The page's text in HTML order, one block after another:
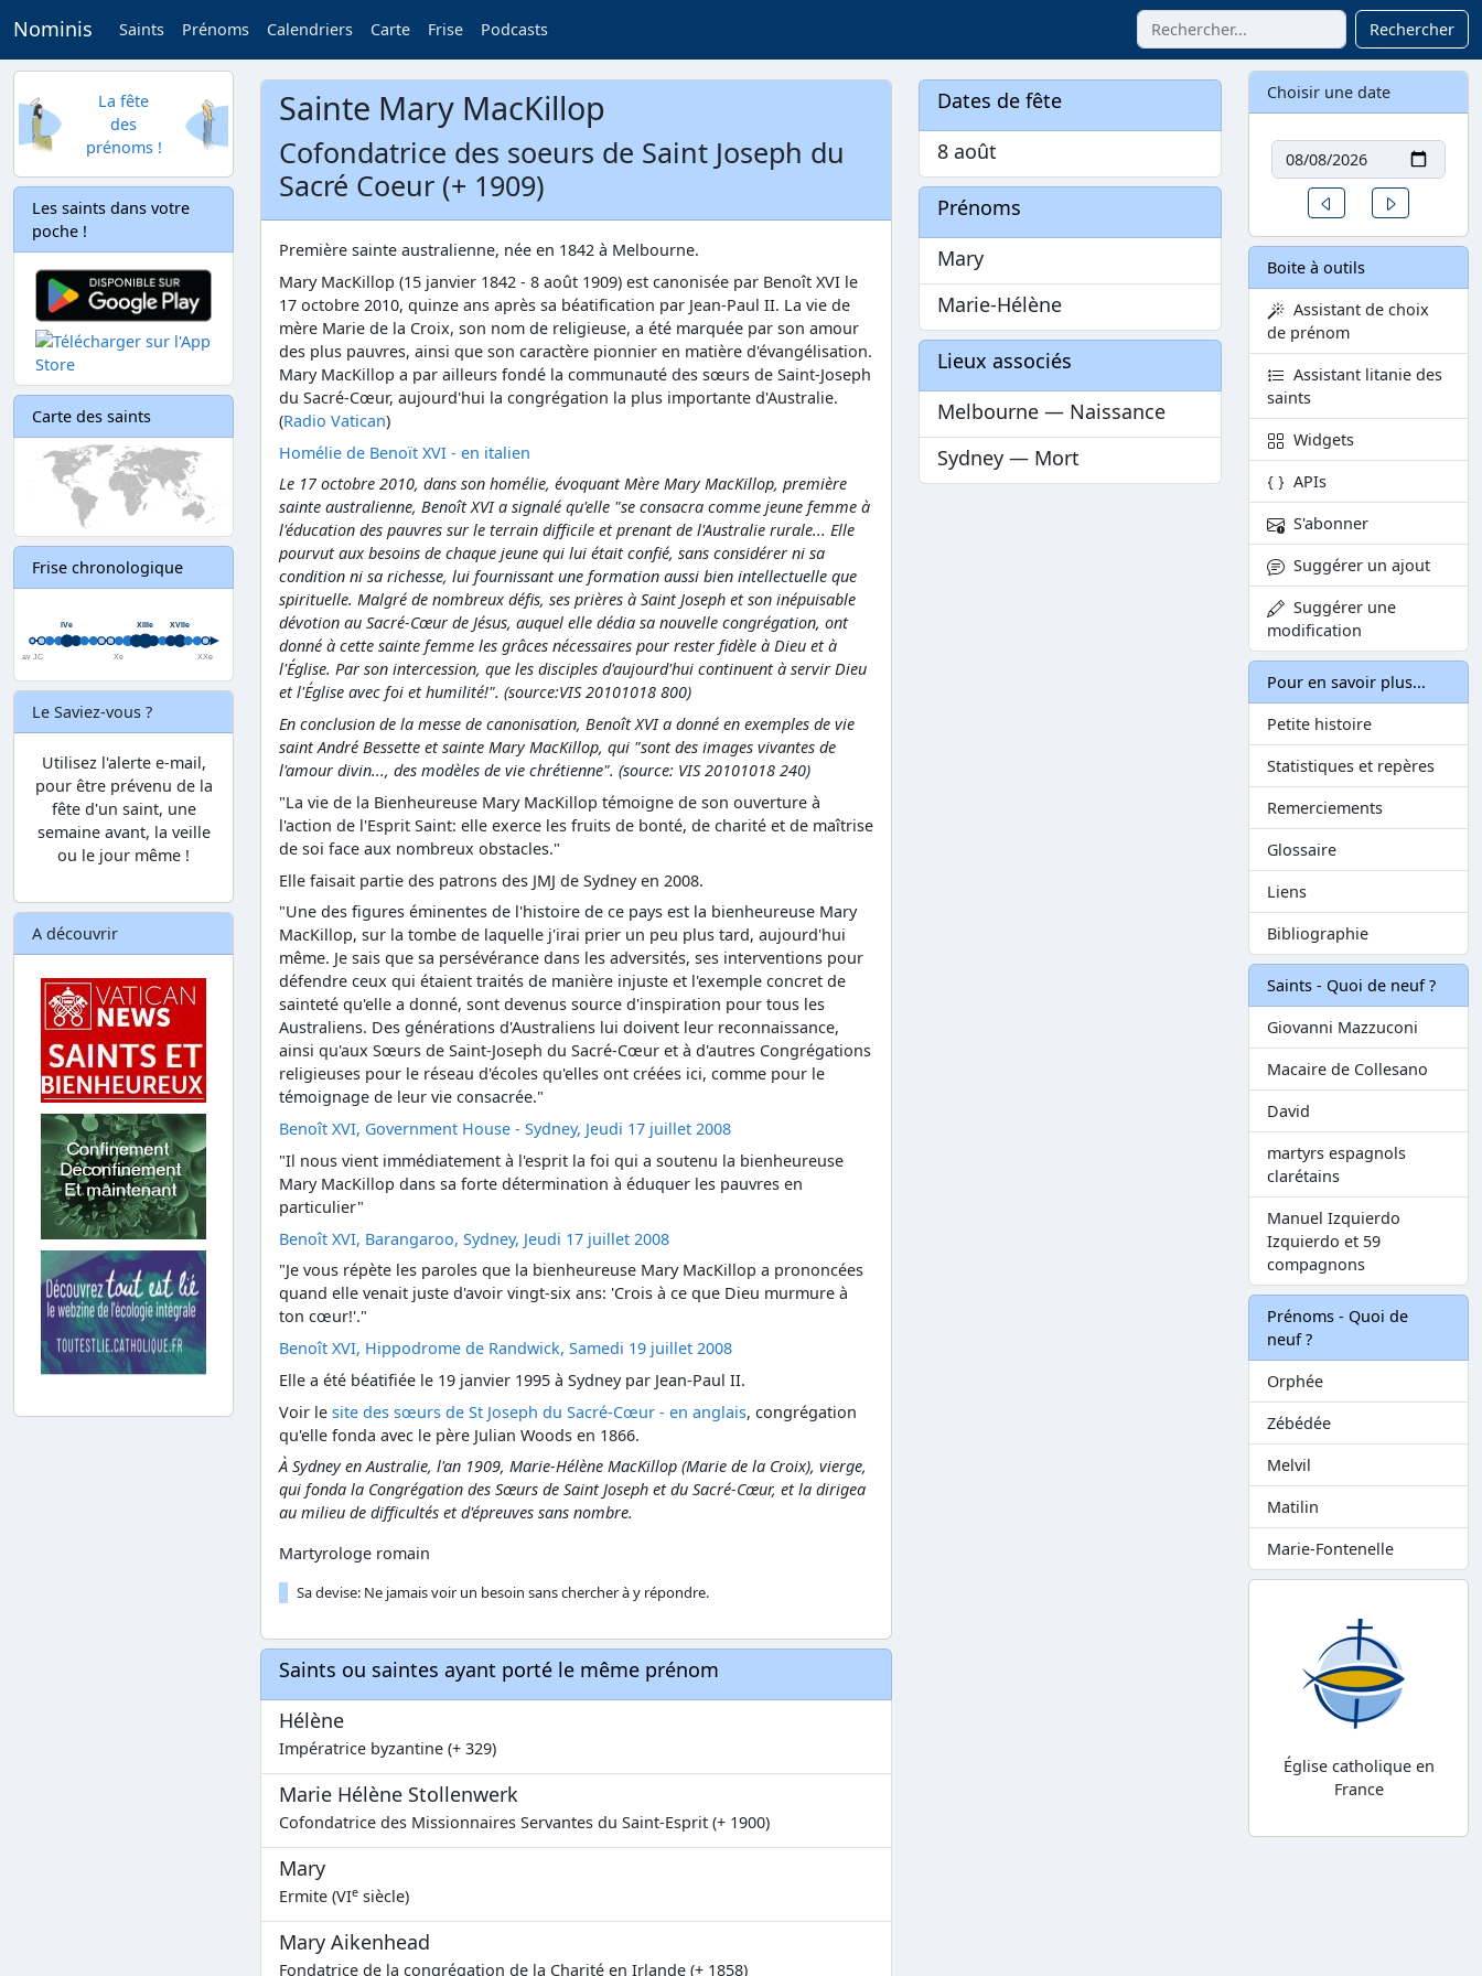
Nominis Saints Prénoms Calendriers Carte Frise Podcasts Rechercher
La fête
des
prénoms !
Les saints dans votre
poche !
Carte des saints
Frise chronologique
Le Saviez-vous ?
Utilisez l'alerte e-mail,
pour être prévenu de la
fête d'un saint, une
semaine avant, la veille
ou le jour même !
A découvrir
Sainte Mary MacKillop
Cofondatrice des soeurs de Saint Joseph du
Sacré Coeur (+ 1909)
Première sainte australienne, née en 1842 à Melbourne.
Mary MacKillop (15 janvier 1842 - 8 août 1909) est canonisée par Benoît XVI le
17 octobre 2010, quinze ans après sa béatification par Jean-Paul II. La vie de
mère Marie de la Croix, son nom de religieuse, a été marquée par son amour
des plus pauvres, ainsi que son caractère pionnier en matière d'évangélisation.
Mary MacKillop a par ailleurs fondé la communauté des sœurs de Saint-Joseph
du Sacré-Cœur, aujourd'hui la congrégation la plus importante d'Australie.
(Radio Vatican)
Homélie de Benoït XVI - en italien
Le 17 octobre 2010, dans son homélie, évoquant Mère Mary MacKillop, première
sainte australienne, Benoît XVI a signalé qu'elle "se consacra comme jeune femme à
l'éducation des pauvres sur le terrain difficile et prenant de l'Australie rurale... Elle
pourvut aux besoins de chaque jeune qui lui était confié, sans considérer ni sa
condition ni sa richesse, lui fournissant une formation aussi bien intellectuelle que
spirituelle. Malgré de nombreux défis, ses prières à Saint Joseph et son inépuisable
dévotion au Sacré-Cœur de Jésus, auquel elle dédia sa nouvelle congrégation, ont
donné à cette sainte femme les grâces nécessaires pour rester fidèle à Dieu et à
l'Église. Par son intercession, que les disciples d'aujourd'hui continuent à servir Dieu
et l'Église avec foi et humilité!". (source:VIS 20101018 800)
En conclusion de la messe de canonisation, Benoît XVI a donné en exemples de vie
saint André Bessette et sainte Mary MacKillop, qui "sont des images vivantes de
l'amour divin..., des modèles de vie chrétienne". (source: VIS 20101018 240)
"La vie de la Bienheureuse Mary MacKillop témoigne de son ouverture à
l'action de l'Esprit Saint: elle exerce les fruits de bonté, de charité et de maîtrise
de soi face aux nombreux obstacles."
Elle faisait partie des patrons des JMJ de Sydney en 2008.
"Une des figures éminentes de l'histoire de ce pays est la bienheureuse Mary
MacKillop, sur la tombe de laquelle j'irai prier un peu plus tard, aujourd'hui
même. Je sais que sa persévérance dans les adversités, ses interventions pour
défendre ceux qui étaient traités de manière injuste et l'exemple concret de
sainteté qu'elle a donné, sont devenus source d'inspiration pour tous les
Australiens. Des générations d'Australiens lui doivent leur reconnaissance,
ainsi qu'aux Sœurs de Saint-Joseph du Sacré-Cœur et à d'autres Congrégations
religieuses pour le réseau d'écoles qu'elles ont créées ici, comme pour le
témoignage de leur vie consacrée."
Benoît XVI, Government House - Sydney, Jeudi 17 juillet 2008
"Il nous vient immédiatement à l'esprit la foi qui a soutenu la bienheureuse
Mary MacKillop dans sa forte détermination à éduquer les pauvres en
particulier"
Benoît XVI, Barangaroo, Sydney, Jeudi 17 juillet 2008
"Je vous répète les paroles que la bienheureuse Mary MacKillop a prononcées
quand elle venait juste d'avoir vingt-six ans: 'Crois à ce que Dieu murmure à
ton cœur!'."
Benoît XVI, Hippodrome de Randwick, Samedi 19 juillet 2008
Elle a été béatifiée le 19 janvier 1995 à Sydney par Jean-Paul II.
Voir le site des sœurs de St Joseph du Sacré-Cœur - en anglais, congrégation
qu'elle fonda avec le père Julian Woods en 1866.
À Sydney en Australie, l'an 1909, Marie-Hélène MacKillop (Marie de la Croix), vierge,
qui fonda la Congrégation des Sœurs de Saint Joseph et du Sacré-Cœur, et la dirigea
au milieu de difficultés et d'épreuves sans nombre.
Martyrologe romain
Sa devise: Ne jamais voir un besoin sans chercher à y répondre.
Saints ou saintes ayant porté le même prénom
Hélène
Impératrice byzantine (+ 329)
Marie Hélène Stollenwerk
Cofondatrice des Missionnaires Servantes du Saint-Esprit (+ 1900)
Mary
Ermite (VIe siècle)
Mary Aikenhead
Fondatrice de la congrégation de la Charité en Irlande (+ 1858)
Dates de fête
8 août
Prénoms
Mary
Marie-Hélène
Lieux associés
Melbourne — Naissance
Sydney — Mort
Choisir une date
Date
Un jour avant
Boite à outils
Assistant de choix
de prénom
Assistant litanie des
saints
Widgets
APIs
S'abonner
Suggérer un ajout
Suggérer une
modification
Pour en savoir plus...
Petite histoire
Statistiques et repères
Remerciements
Glossaire
Liens
Bibliographie
Saints - Quoi de neuf ?
Giovanni Mazzuconi
Macaire de Collesano
David
martyrs espagnols
clarétains
Manuel Izquierdo
Izquierdo et 59
compagnons
Prénoms - Quoi de
neuf ?
Orphée
Zébédée
Melvil
Matilin
Marie-Fontenelle
Église catholique en
France